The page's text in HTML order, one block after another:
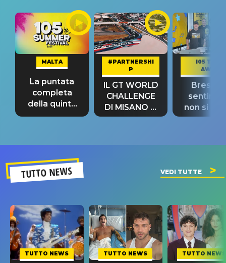
MALTA
La puntata
completa
della quinta
tappa
#PARTNERSHI
P
IL GT WORLD
CHALLENGE
DI MISANO si
riconferma
105 TAKE
AWAY
Bresh:
non si
fino alla
TUTTO NEWS VEDI TUTTE
TUTTO NEWS TUTTO NEWS TUTTO NEWS